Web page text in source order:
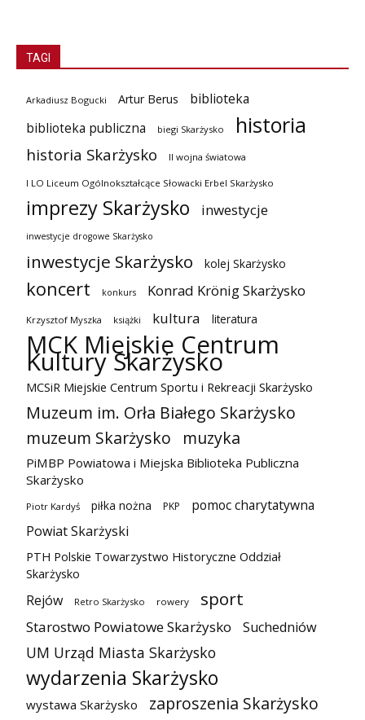
TAGI
Arkadiusz Bogucki Artur Berus
biblioteka
biblioteka publiczna
biegi Skarżysko historia
historia Skarżysko II wojna światowa
I LO Liceum Ogólnokształcące Słowacki Erbel Skarżysko
imprezy Skarżysko inwestycje
inwestycje drogowe Skarżysko
inwestycje Skarżysko kolej Skarżysko
koncert konkurs Konrad Krönig Skarżysko
Krzysztof Myszka książki kultura literatura
MCK Miejskie Centrum
Kultury Skarżysko
MCSiR Miejskie Centrum Sportu i Rekreacji Skarżysko
Muzeum im. Orła Białego Skarżysko
muzeum Skarżysko
muzyka
PiMBP Powiatowa i Miejska Biblioteka Publiczna
Skarżysko
Piotr Kardyś piłka nożna PKP
pomoc charytatywna
Powiat Skarżyski
PTH Polskie Towarzystwo Historyczne Oddział
Skarżysko
Rejów Retro Skarżysko rowery sport
Starostwo Powiatowe Skarżysko Suchedniów
UM Urząd Miasta Skarżysko
wydarzenia Skarżysko
wystawa Skarżysko zaproszenia Skarżysko